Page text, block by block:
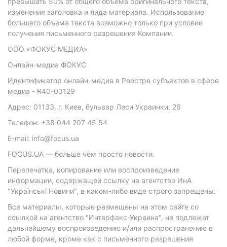
изменения заголовка и лида материала. Использование
большего объема текста возможно только при условии
получения письменного разрешения Компании.
ООО «ФОКУС МЕДИА»
Онлайн-медиа ФОКУС
Идентификатор онлайн-медиа в Реестре субъектов в сфере
медиа - R40-03129
Адрес: 01133, г. Киев, бульвар Леси Украинки, 26
Телефон: +38 044 207 45 54
E-mail: info@focus.ua
FOCUS.UA — больше чем просто новости.
Перепечатка, копирование или воспроизведение
информации, содержащей ссылку на агентство ИнА
"Українські Новини", в каком-либо виде строго запрещены.
Все материалы, которые размещены на этом сайте со
ссылкой на агентство "Интерфакс-Украина", не подлежат
дальнейшему воспроизведению и/или распространению в
любой форме, кроме как с письменного разрешения